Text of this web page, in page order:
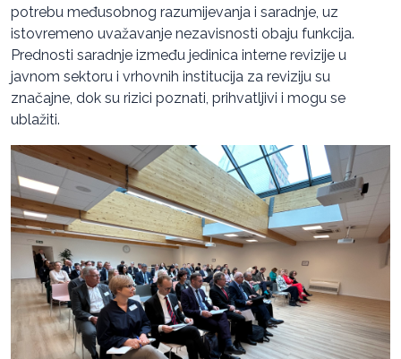
potrebu međusobnog razumijevanja i saradnje, uz
istovremeno uvažavanje nezavisnosti obaju funkcija.
Prednosti saradnje između jedinica interne revizije u
javnom sektoru i vrhovnih institucija za reviziju su
značajne, dok su rizici poznati, prihvatljivi i mogu se
ublažiti.